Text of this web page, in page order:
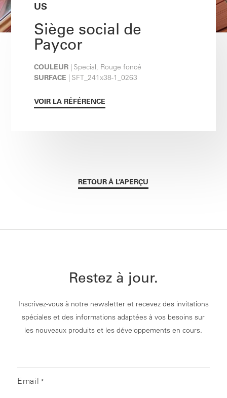
US
Siège social de
Paycor
COULEUR | Special, Rouge foncé
SURFACE | SFT_241x38-1_0263
VOIR LA RÉFÉRENCE
RETOUR À L’APERÇU
Restez à jour.
Inscrivez-vous à notre newsletter et recevez des invitations
spéciales et des informations adaptées à vos besoins sur
les nouveaux produits et les développements en cours.
Email *